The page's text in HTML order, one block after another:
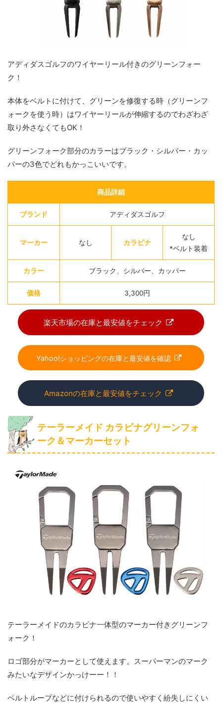
アディダスゴルフのワイヤーリール付きのグリーンフォー
ク！
本体をベルトに付けて、グリーンを修復する時（グリーンフ
ォークを使う時）はワイヤーリールが伸縮するのでわざわざ
取り外さなくてもOK！
グリーンフォーク部分のカラーはブラック・シルバー・カッ
パーの3色でどれもかっこいいです。
商品詳細
ブランド アディダスゴルフ
マーカー なし カラビナ
なし
*ベルト装着
カラー ブラック、シルバー、カッパー
価格 3,300円
楽天市場の在庫と最安値をチェック
Yahoo!ショッピングの在庫と最安値を確認
Amazonの在庫と最安値をチェック
テーラーメイド カラビナグリーンフォ
ーク＆マーカーセット
テーラーメイドのカラビナ一体型のマーカー付きグリーンフ
ォーク！
ロゴ部分がマーカーとして使えます。スーパーマンのマーク
みたいなデザインかっけーー！！
ベルトループなどに付けられるので使いやすく紛失しにくい